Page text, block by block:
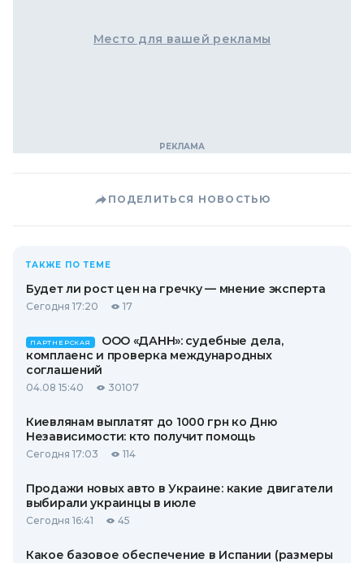
Место для вашей рекламы
ПОДЕЛИТЬСЯ НОВОСТЬЮ
ТАКЖЕ ПО ТЕМЕ
Будет ли рост цен на гречку — мнение эксперта
Сегодня 17:20 17
ПАРТНЕРСКАЯ
ООО «ДАНН»: судебные дела,
комплаенс и проверка международных
соглашений
04.08 15:40 30107
Киевлянам выплатят до 1000 грн ко Дню
Независимости: кто получит помощь
Сегодня 17:03 114
Продажи новых авто в Украине: какие двигатели
выбирали украинцы в июле
Сегодня 16:41 45
Какое базовое обеспечение в Испании (размеры